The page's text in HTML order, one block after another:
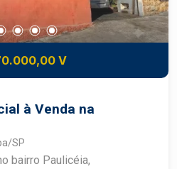
V
à Venda na
SP
bairro Paulicéia,